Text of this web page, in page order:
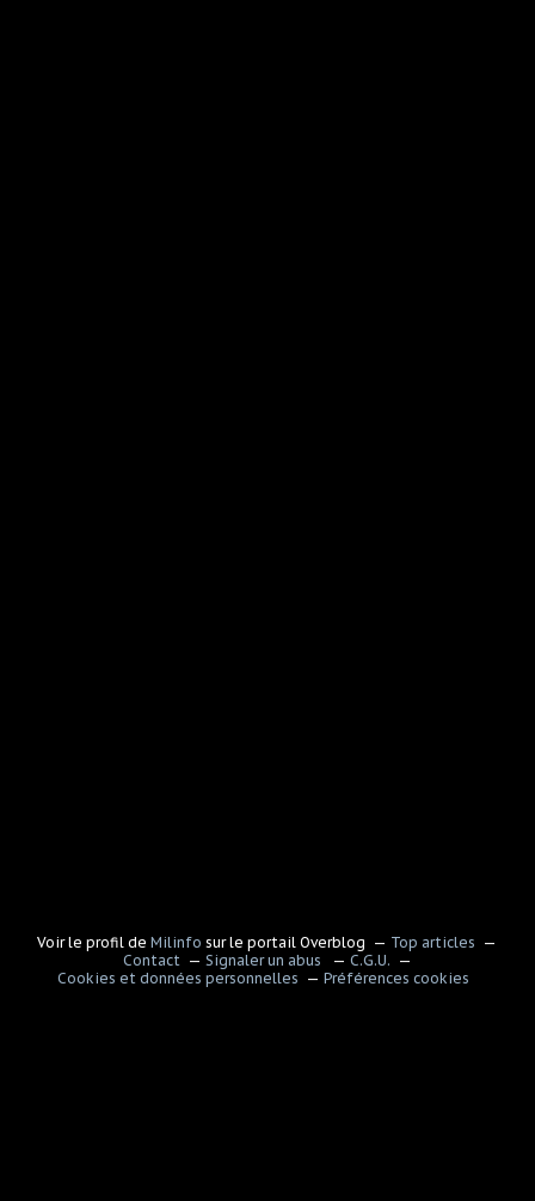
Voir le profil deMilinfo sur le portail Overblog
Top articles
Contact
Signaler un abus
C.G.U.
Cookies et données personnelles
Préférences cookies